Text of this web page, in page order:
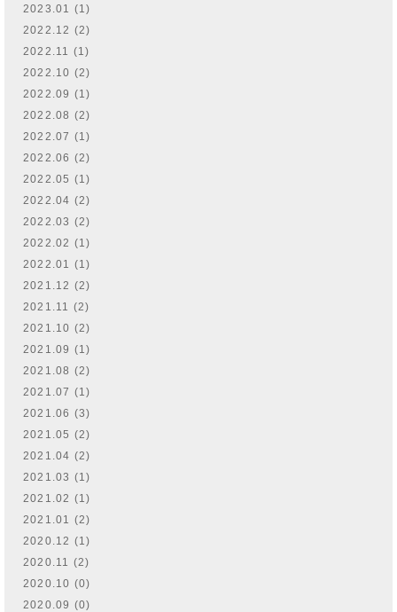
2023.01 (1)
2022.12 (2)
2022.11 (1)
2022.10 (2)
2022.09 (1)
2022.08 (2)
2022.07 (1)
2022.06 (2)
2022.05 (1)
2022.04 (2)
2022.03 (2)
2022.02 (1)
2022.01 (1)
2021.12 (2)
2021.11 (2)
2021.10 (2)
2021.09 (1)
2021.08 (2)
2021.07 (1)
2021.06 (3)
2021.05 (2)
2021.04 (2)
2021.03 (1)
2021.02 (1)
2021.01 (2)
2020.12 (1)
2020.11 (2)
2020.10 (0)
2020.09 (0)